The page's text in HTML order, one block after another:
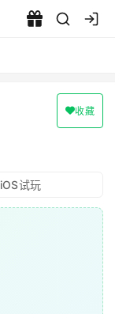
收藏
iOS试玩